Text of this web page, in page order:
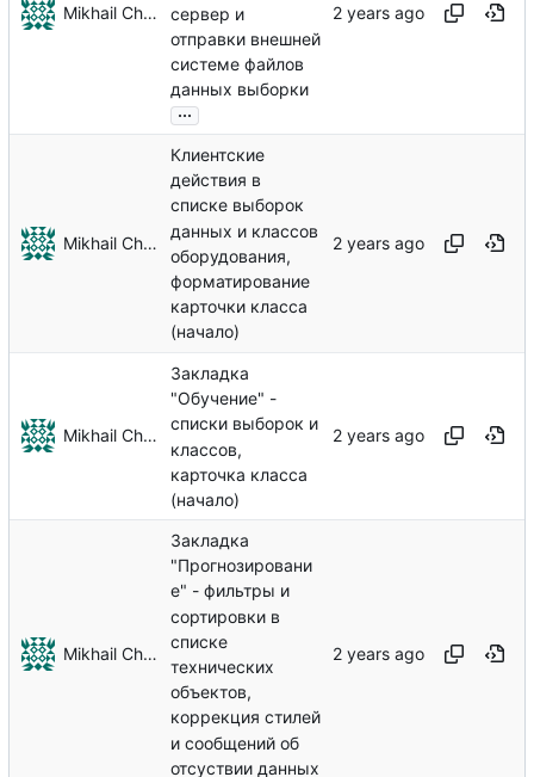
Mikhail Chechnev
сервер и
отправки внешней
системе файлов
данных выборки
...
Mikhail Chechnev
Клиентские
действия в
списке выборок
данных и классов
оборудования,
форматирование
карточки класса
(начало)
Mikhail Chechnev
Закладка
"Обучение" -
списки выборок и
классов,
карточка класса
(начало)
Mikhail Chechnev
Закладка
"Прогнозировани
е" - фильтры и
сортировки в
списке
технических
объектов,
коррекция стилей
и сообщений об
отсуствии данных